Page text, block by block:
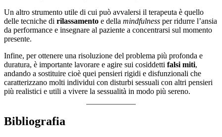
Un altro strumento utile di cui può avvalersi il terapeuta è quello
delle tecniche di rilassamento e della mindfulness per ridurre l’ansia
da performance e insegnare al paziente a concentrarsi sul momento
presente.
Infine, per ottenere una risoluzione del problema più profonda e
duratura, è importante lavorare e agire sui cosiddetti falsi miti,
andando a sostituire cioè quei pensieri rigidi e disfunzionali che
caratterizzano molti individui con disturbi sessuali con altri pensieri
più realistici e utili a vivere la sessualità in modo più sereno.
Bibliografia